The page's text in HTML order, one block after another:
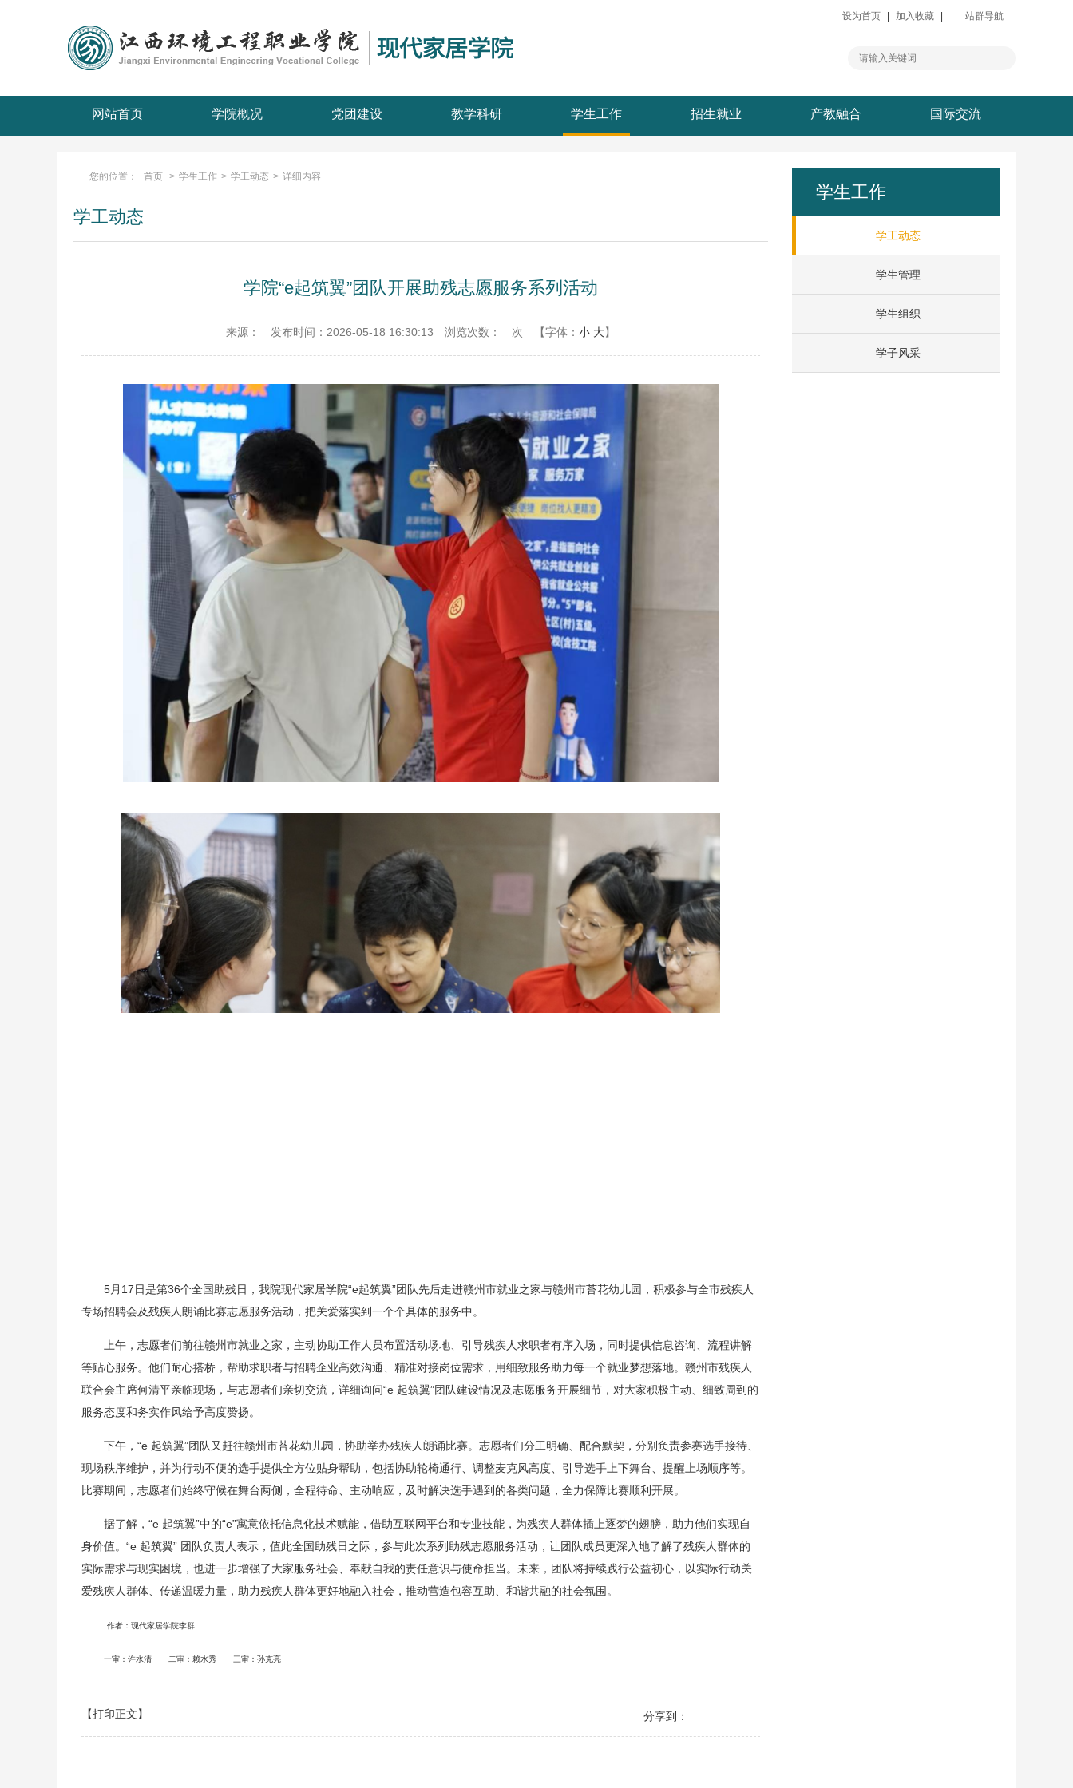
站群导航
设为首页 加入收藏
网站首页 学院概况 党团建设 教学科研 学生工作 招生就业 产教融合 国际交流
学生工作
学工动态
学生管理
学生组织
学子风采
您的位置： 首页 > 学生工作 > 学工动态 > 详细内容
学工动态
学院“e起筑翼”团队开展助残志愿服务系列活动
来源： 发布时间：2026-05-18 16:30:13 浏览次数： 次 【字体： 小 大】
5月17日是第36个全国助残日，我院现代家居学院“e起筑翼”团队先后走进赣州市就业之家与赣州市苔花幼儿园，积极参与全市残疾人
专场招聘会及残疾人朗诵比赛志愿服务活动，把关爱落实到一个个具体的服务中。
上午，志愿者们前往赣州市就业之家，主动协助工作人员布置活动场地、引导残疾人求职者有序入场，同时提供信息咨询、流程讲解
等贴心服务。他们耐心搭桥，帮助求职者与招聘企业高效沟通、精准对接岗位需求，用细致服务助力每一个就业梦想落地。赣州市残疾人
联合会主席何清平亲临现场，与志愿者们亲切交流，详细询问“e 起筑翼”团队建设情况及志愿服务开展细节，对大家积极主动、细致周到的
服务态度和务实作风给予高度赞扬。
下午，“e 起筑翼”团队又赶往赣州市苔花幼儿园，协助举办残疾人朗诵比赛。志愿者们分工明确、配合默契，分别负责参赛选手接待、
现场秩序维护，并为行动不便的选手提供全方位贴身帮助，包括协助轮椅通行、调整麦克风高度、引导选手上下舞台、提醒上场顺序等。
比赛期间，志愿者们始终守候在舞台两侧，全程待命、主动响应，及时解决选手遇到的各类问题，全力保障比赛顺利开展。
据了解，“e 起筑翼”中的“e”寓意依托信息化技术赋能，借助互联网平台和专业技能，为残疾人群体插上逐梦的翅膀，助力他们实现自
身价值。“e 起筑翼” 团队负责人表示，值此全国助残日之际，参与此次系列助残志愿服务活动，让团队成员更深入地了解了残疾人群体的
实际需求与现实困境，也进一步增强了大家服务社会、奉献自我的责任意识与使命担当。未来，团队将持续践行公益初心，以实际行动关
爱残疾人群体、传递温暖力量，助力残疾人群体更好地融入社会，推动营造包容互助、和谐共融的社会氛围。
作者：现代家居学院李群
一审：许水清 二审：赖水秀 三审：孙克亮
分享到：
【打印正文】